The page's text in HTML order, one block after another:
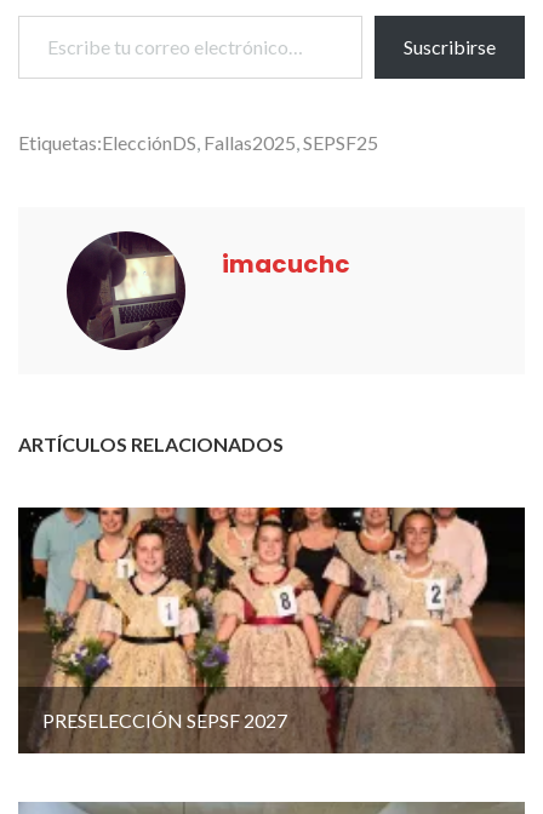
Escribe tu correo electrónico…
Suscribirse
Etiquetas:ElecciónDS Fallas2025 SEPSF25
imacuchc
ARTÍCULOS RELACIONADOS
PRESELECCIÓN SEPSF 2027